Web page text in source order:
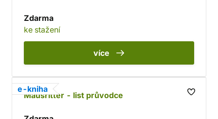
Zdarma
ke stažení
více
e-kniha
Mausritter - list průvodce